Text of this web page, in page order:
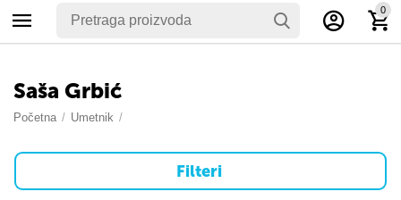
0
Saša Grbić
Početna / Umetnik /
Filteri